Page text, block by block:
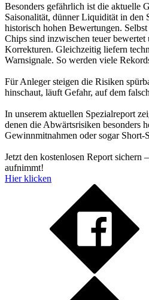
Besonders gefährlich ist die aktuelle
Saisonalität, dünner Liquidität in den
historisch hohen Bewertungen.
Chips sind inzwischen teuer
Korrekturen. Gleichzeitig liefern
Warnsignale. So werden viele
Für Anleger steigen die Risiken
hinschaut, läuft Gefahr, auf dem
In unserem aktuellen Spezialreport
denen die Abwärtsrisiken besonders
Gewinnmitnahmen oder sogar Short-
Jetzt den kostenlosen Report sichern
aufnimmt!
Hier klicken